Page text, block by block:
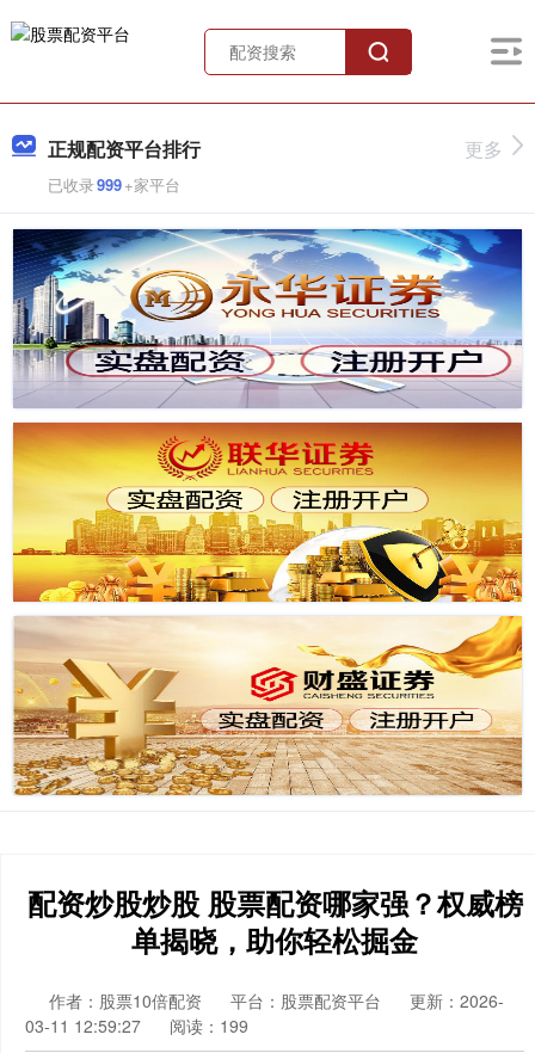
正规配资平台排行
已收录999+家平台
更多
配资炒股炒股 股票配资哪家强？权威榜
单揭晓，助你轻松掘金
作者：股票10倍配资 平台：股票配资平台
更新：2026-
03-11 12:59:27
阅读：199